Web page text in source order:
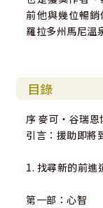
前他與幾位暢
羅拉多州馬尼
目錄
序 麥可‧谷瑞恩
引言：援助即將
1. 找尋新的前進
第一部：心智